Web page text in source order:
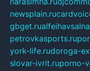
newsplain.ru
gbget.ru
petrovkasports.ru
york-life.rudoroga-
slovar-ivrit.ruporno-